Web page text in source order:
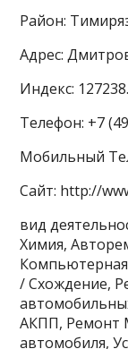
Район:
Адрес:
Индекс:
Телефон: +7
Мобильный
Сайт: http://
вид
Химия,
Компьютерная
/ Схождение,
АКПП, Ремонт
автомобиля,